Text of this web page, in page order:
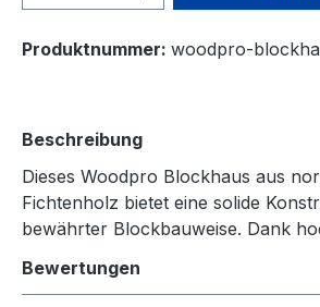
Produktnummer: woodpro-
Beschreibung
Dieses Woodpro Blockhaus aus
Fichtenholz bietet eine solide
bewährter Blockbauweise. Dank
Bewertungen